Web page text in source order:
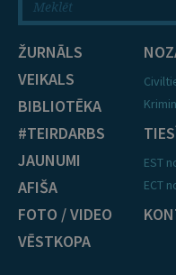
ŽURNĀLS
VEIKALS
BIBLIOTĒKA
#TEIRDARBS
JAUNUMI
AFIŠA
FOTO / VIDEO
VĒSTKOPA
EST
ECT